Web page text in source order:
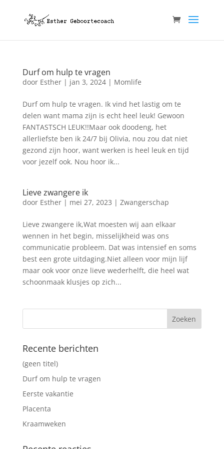
Durf om hulp te vragen
door Esther| jan 3, 2024| Momlife
Durf om hulp te vragen. Ik vind het lastig om te
delen want mama zijn is echt heel leuk! Gewoon
FANTASTSCH LEUK!!Maar ook doodeng, het
allerliefste ben ik 24/7 bij Olivia, nou zou dat niet
gezond zijn hoor, want werken is heel leuk en tijd
voor jezelf ook. Nou hoor ik...
Lieve zwangere ik
door Esther| mei 27, 2023 | Zwangerschap
Lieve zwangere ik,Wat moesten wij aan elkaar
wennen in het begin, misselijkheid was ons
communicatie probleem. Dat was intensief en soms
best een grote uitdaging.Niet alleen voor mijn lijf
maar ook voor onze lieve wederhelft, die heel wat
schoonmaak klusjes op zich...
Recente berichten
(geen titel)
Durf om hulp te vragen
Eerste vakantie
Placenta
Kraamweken